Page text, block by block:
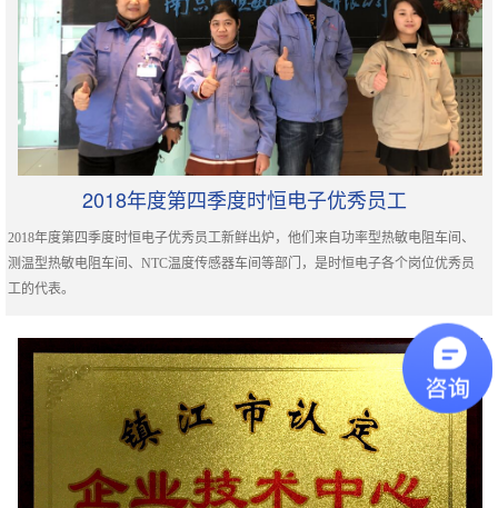
2018年度第四季度时恒电子优秀员工
2018年度第四季度时恒电子优秀员工新鲜出炉，他们来自功率型热敏电阻车间、
测温型热敏电阻车间、NTC温度传感器车间等部门，是时恒电子各个岗位优秀员
工的代表。